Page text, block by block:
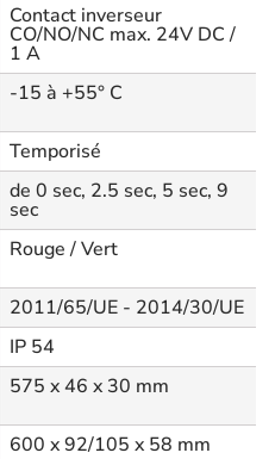
Contact inverseur
CO/NO/NC max. 24V DC /
1 A
-15 à +55° C
Temporisé
de 0 sec, 2.5 sec, 5 sec, 9
sec
Rouge / Vert
2011/65/UE - 2014/30/UE
IP 54
575 x 46 x 30 mm
600 x 92/105 x 58 mm